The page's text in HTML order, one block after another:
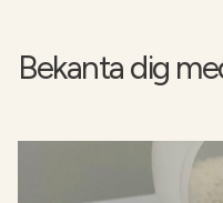
Bekanta dig